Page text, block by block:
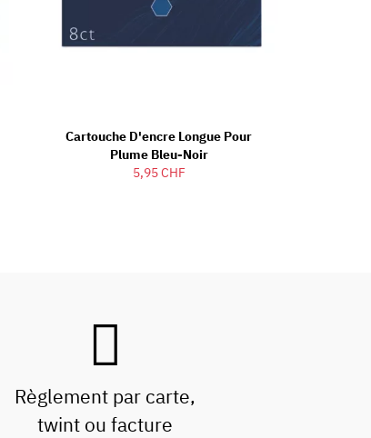
Cartouche D'encre Longue Pour
Plume Bleu-Noir
5,95 CHF
Règlement par carte,
twint ou facture